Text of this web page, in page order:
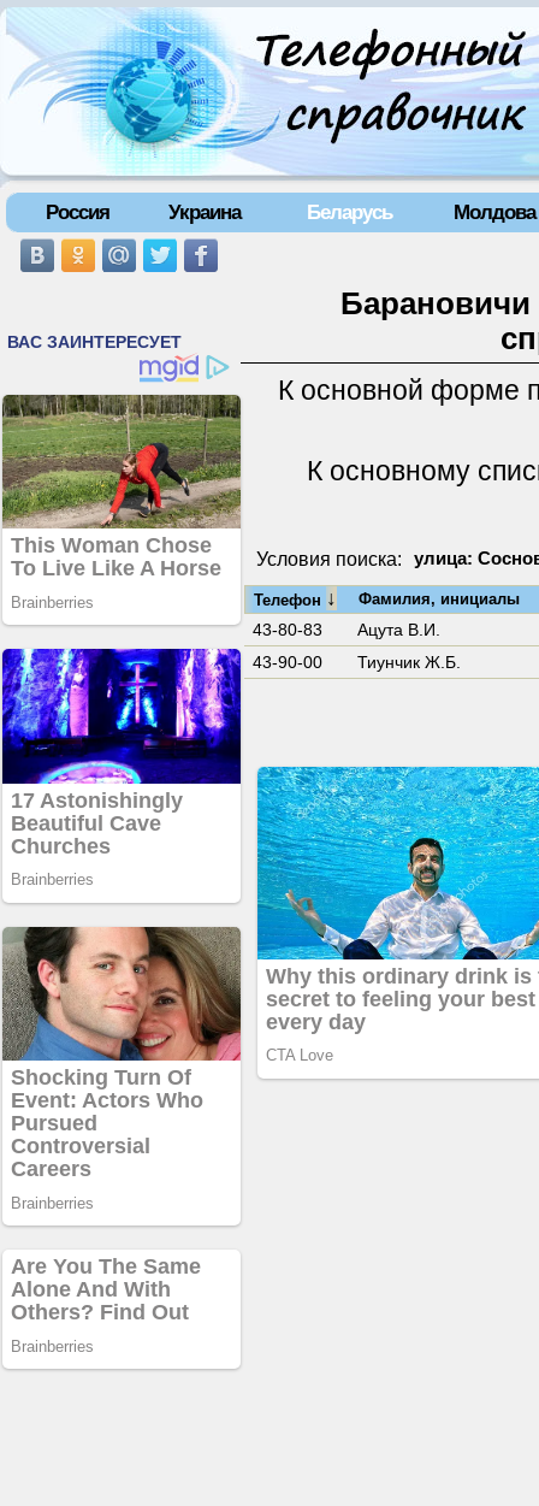
Россия Украина Беларусь Молдова
Барановичи
К основной форме
К основному
Условия поиска: улица:
Телефон ↓ Фамилия, инициалы
43-80-83
Ацута В.И.
43-90-00
Тиунчик Ж.Б.